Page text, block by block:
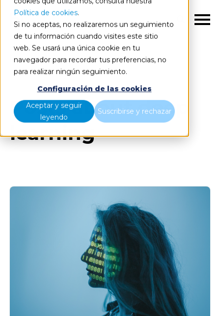
Política de cookies.
Si no aceptas, no realizaremos un seguimiento
de tu información cuando visites este sitio
web. Se usará una única cookie en tu
navegador para recordar tus preferencias, no
para realizar ningún seguimiento.
Configuración de las cookies
Aceptar y seguir
leyendo
Suscribirse y rechazar
ES
Blog Todos los artículos
Posts about deep
learning